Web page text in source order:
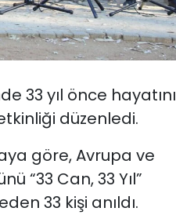
33 yıl önce hayatını
düzenledi.
göre, Avrupa ve
“33 Can, 33 Yıl”
33 kişi anıldı.